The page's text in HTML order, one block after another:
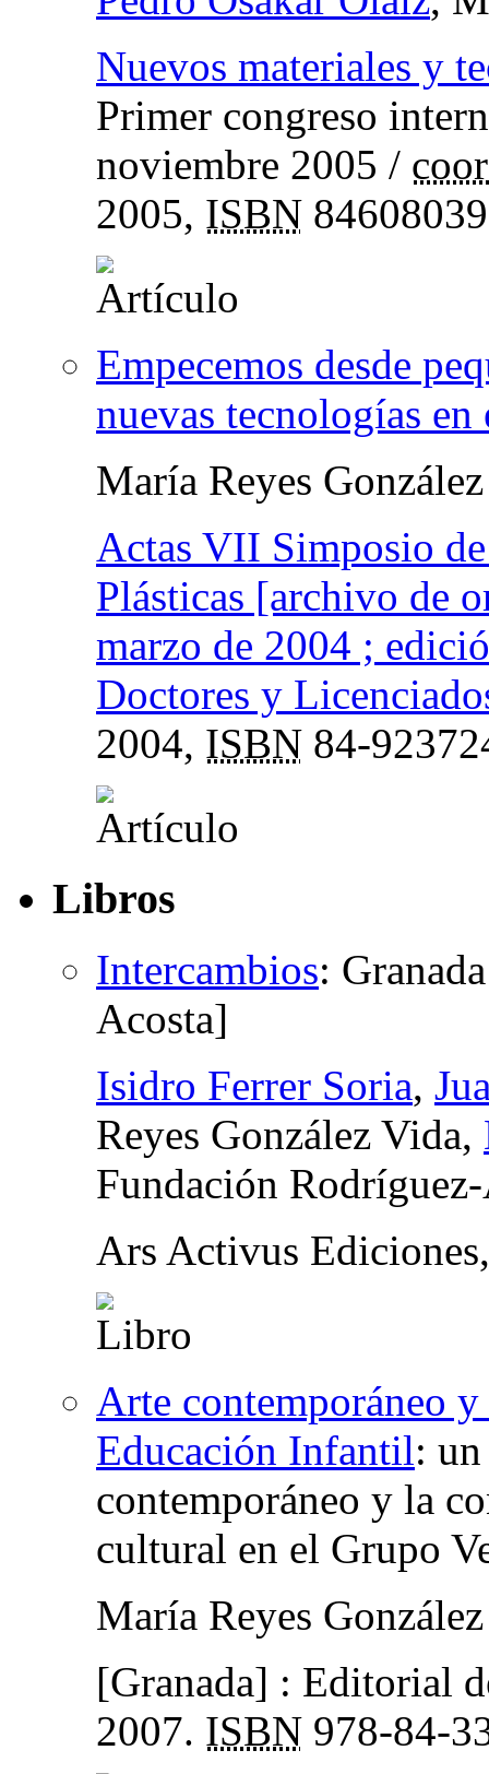
Nuevos materiales y
Primer congreso
noviembre 2005 /
2005, ISBN
Empecemos desde
nuevas tecnologías
María Reyes
Actas VII Simposio
Plásticas [archivo de
marzo de 2004 ;
Doctores y
2004, ISBN 84-
Libros
Intercambios:
Acosta]
Isidro Ferrer Soria,
Reyes González Vida,
Fundación
Ars Activus
Arte contemporáneo
Educación Infantil:
contemporáneo y la
cultural en el Grupo
María Reyes
[Granada] : Editorial
2007. ISBN 978-84-